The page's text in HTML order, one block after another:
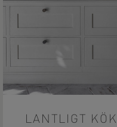
LANTLIGT